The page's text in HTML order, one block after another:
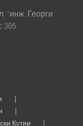
“инж. Георги
305
Кутии